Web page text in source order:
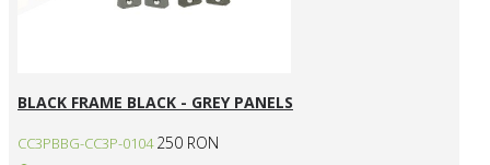
BLACK FRAME BLACK - GREY PANELS
CC3PBBG-CC3P-0104 250 RON